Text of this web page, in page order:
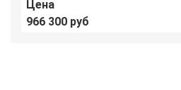
Цена
966 300 руб